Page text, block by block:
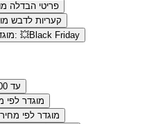
פריטי הבדלה
קעריות לדבש
מוגדר לפי קטגוריה: 💥Black Friday
עד ₪200
מוגדר לפי מחיר:
מוגדר לפי מחיר: ₪600-